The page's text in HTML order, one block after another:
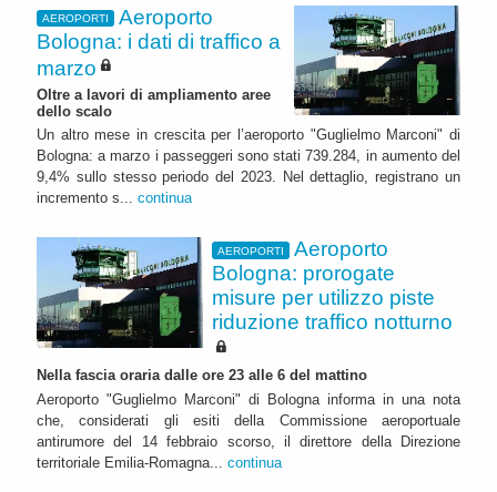
AEROPORTI
Aeroporto
Bologna: i dati di traffico a
marzo
Oltre a lavori di ampliamento aree
dello scalo
Un altro mese in crescita per l’aeroporto "Guglielmo Marconi" di
Bologna: a marzo i passeggeri sono stati 739.284, in aumento del
9,4% sullo stesso periodo del 2023. Nel dettaglio, registrano un
incremento s... continua
AEROPORTI
Aeroporto
Bologna: prorogate
misure per utilizzo piste
riduzione traffico notturno
Nella fascia oraria dalle ore 23 alle 6 del mattino
Aeroporto "Guglielmo Marconi" di Bologna informa in una nota
che, considerati gli esiti della Commissione aeroportuale
antirumore del 14 febbraio scorso, il direttore della Direzione
territoriale Emilia-Romagna... continua